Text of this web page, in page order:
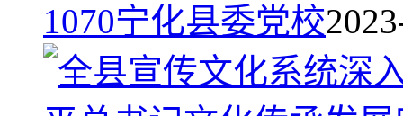
1070宁化县委党校